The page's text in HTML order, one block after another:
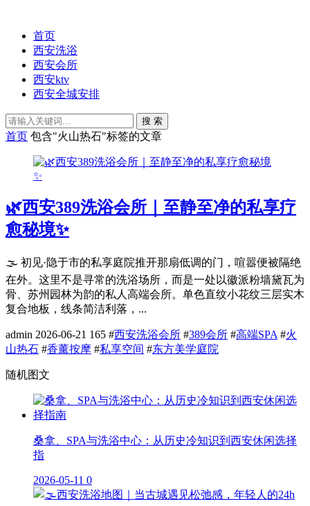
首页
西安洗浴
西安会所
西安ktv
西安全城安排
搜 索
首页 包含"火山热石"标签的文章
🌿西安389洗浴会所｜至静至净的私享疗
愈秘境✨
🌫️ 初见·隐于市的私享庭院推开那扇低调的门，喧嚣便被隔绝
在外。这里不是寻常的洗浴场所，而是一处以徽派粉墙黛瓦为
骨、苏州园林为韵的私人高端会所。单色直纹小花纹三层实木
复合地板，线条简洁利落，...
admin 2026-06-21 165 #西安洗浴会所 #389会所 #高端SPA #火
山热石 #香薰按摩 #私享空间 #东方美学庭院
随机图文
桑拿、SPA与洗浴中心：从历史冷知识到西安休闲选择
指
2026-05-11 0